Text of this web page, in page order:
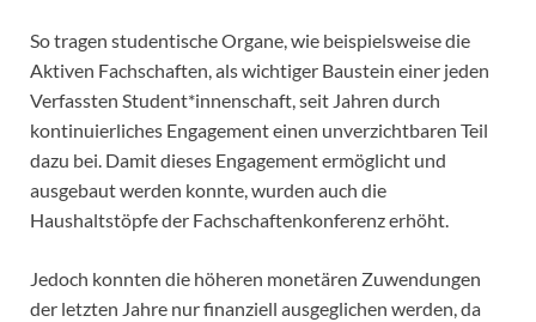
So tragen studentische Organe, wie beispielsweise die
Aktiven Fachschaften, als wichtiger Baustein einer jeden
Verfassten Student*innenschaft, seit Jahren durch
kontinuierliches Engagement einen unverzichtbaren Teil
dazu bei. Damit dieses Engagement ermöglicht und
ausgebaut werden konnte, wurden auch die
Haushaltstöpfe der Fachschaftenkonferenz erhöht.
Jedoch konnten die höheren monetären Zuwendungen
der letzten Jahre nur finanziell ausgeglichen werden, da